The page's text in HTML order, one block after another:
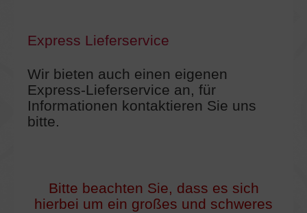
Express Lieferservice
Wir bieten auch einen eigenen
Express-Lieferservice an, für
Informationen kontaktieren Sie uns
bitte.
Bitte beachten Sie, dass es sich
hierbei um ein großes und schweres